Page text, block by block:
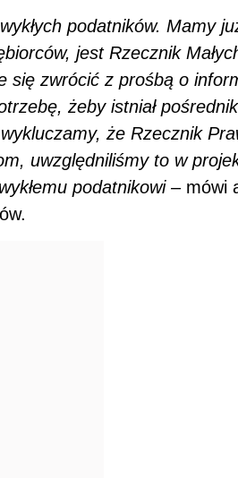
podatników. Mamy
jest Rzecznik
się zwrócić z prośbą o
żeby istniał pośrednik
że Rzecznik
uwzględniliśmy to w
podatnikowi –mówi